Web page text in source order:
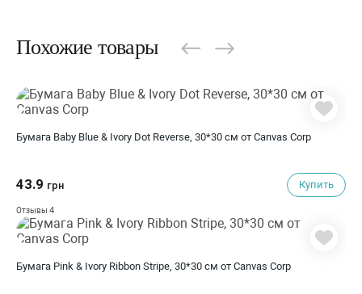
Похожие товары
Бумага Baby Blue & Ivory Dot Reverse, 30*30 см от Canvas Corp
43.9 грн Купить
Отзывы 4
Бумага Pink & Ivory Ribbon Stripe, 30*30 см от Canvas Corp